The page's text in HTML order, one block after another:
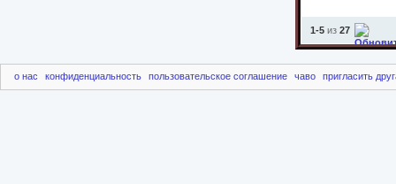
1-5 из 27
о нас конфиденциальность пользовательское соглашение чаво пригласить